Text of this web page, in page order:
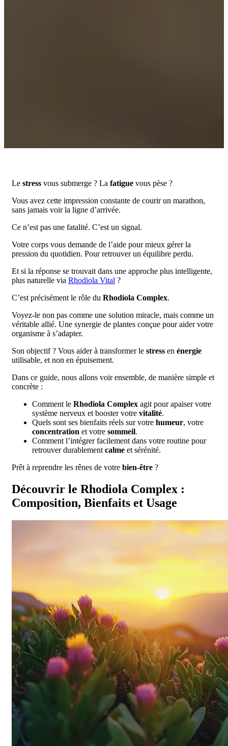
Le stress vous submerge ? La fatigue vous pèse ?
Vous avez cette impression constante de courir un marathon,
sans jamais voir la ligne d’arrivée.
Ce n’est pas une fatalité. C’est un signal.
Votre corps vous demande de l’aide pour mieux gérer la
pression du quotidien. Pour retrouver un équilibre perdu.
Et si la réponse se trouvait dans une approche plus intelligente,
plus naturelle via Rhodiola Vital ?
C’est précisément le rôle du Rhodiola Complex.
Voyez-le non pas comme une solution miracle, mais comme un
véritable allié. Une synergie de plantes conçue pour aider votre
organisme à s’adapter.
Son objectif ? Vous aider à transformer le stress en énergie
utilisable, et non en épuisement.
Dans ce guide, nous allons voir ensemble, de manière simple et
concrète :
Comment le Rhodiola Complex agit pour apaiser votre
système nerveux et booster votre vitalité.
Quels sont ses bienfaits réels sur votre humeur, votre
concentration et votre sommeil.
Comment l’intégrer facilement dans votre routine pour
retrouver durablement calme et sérénité.
Prêt à reprendre les rênes de votre bien-être ?
Découvrir le Rhodiola Complex :
Composition, Bienfaits et Usage